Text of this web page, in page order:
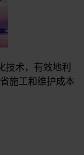
技术，有效地利
施工和维护成本